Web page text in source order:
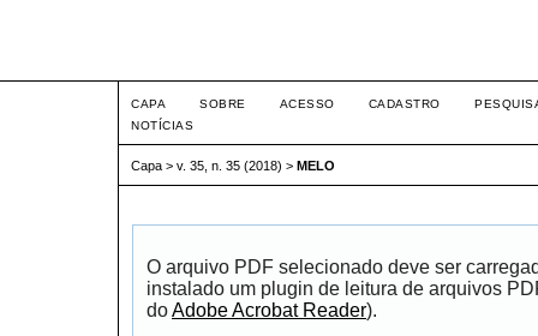
CAPA SOBRE ACESSO CADASTRO
NOTÍCIAS
Capa > v. 35, n. 35 (2018) > MELO
O arquivo PDF selecionado deve ser
instalado um plugin de leitura de arquivos
doAdobe Acrobat Reader).